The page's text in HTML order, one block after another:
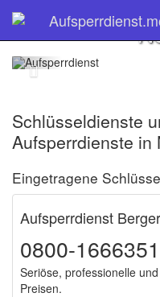
Schlüsseldienste
Aufsperrdienste in
Eingetragene
Aufsperrdienst Berger
0800-
Seriöse, professionelle
Preisen.